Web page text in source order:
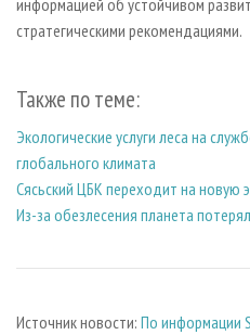
стратегическими рекомендациями.
Также по теме:
Экологические услуги леса на
глобального климата
Сясьский ЦБК переходит на новую
Из-за обезлесения планета
Источник новости: По информации